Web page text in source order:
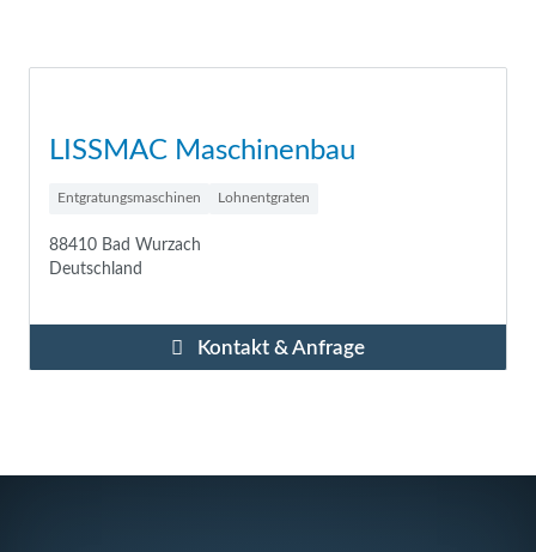
LISSMAC Maschinenbau
Entgratungsmaschinen Lohnentgraten
88410 Bad Wurzach
Deutschland
Kontakt & Anfrage